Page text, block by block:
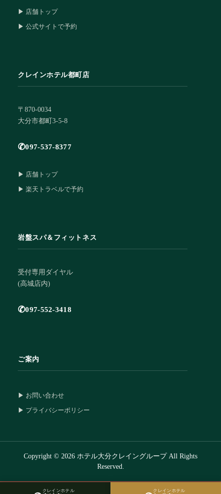
▶ 店舗トップ
▶ 公式サイトで予約
クレインホテル都町店
〒870-0034
大分市都町3-5-8
✆097-537-8377
▶ 店舗トップ
▶ 楽天トラベルで予約
岩盤スパ＆フィットネス
受付専用ダイヤル
(高城店内)
✆097-552-3418
ご案内
▶ お問い合わせ
▶ プライバシーポリシー
Copyright © 2026 ホテル大分クレイングループ All Rights
Reserved.
クレインホテル クレインホテル